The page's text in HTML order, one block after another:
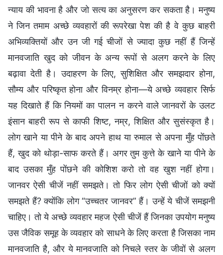
न्याय की भावना है और जो सत्य का अनुसरण कर सकता है। मनुष्य
ने जिन तमाम अच्छे व्यवहारों की रूपरेखा पेश की है वे कुछ बाहरी
अभिव्यक्तियों और उन जी गई चीजों से ज्यादा कुछ नहीं हैं जिन्हें
मानवजाति खुद को जीवन के अन्य रूपों से अलग करने के लिए
बढ़ावा देती है। उदाहरण के लिए, सुशिक्षित और समझदार होना,
सौम्य और परिष्कृत होना और विनम्र होना—ये अच्छे व्यवहार सिर्फ
यह दिखाते हैं कि नियमों का पालन न करने वाले जानवरों के उलट
इंसान बाहरी रूप से काफी शिष्ट, नम्र, शिक्षित और सुसंस्कृत है।
लोग खाने या पीने के बाद अपने हाथ या रुमाल से अपना मुँह पोंछते
हैं, खुद को थोड़ा-साफ करते हैं। अगर तुम कुत्ते के खाने या पीने के
बाद उसका मुँह पोंछने की कोशिश करो तो वह खुश नहीं होगा।
जानवर ऐसी चीजें नहीं समझते। तो फिर लोग ऐसी चीजों को क्यों
समझते हैं? क्योंकि लोग “उच्चतर जानवर” हैं। उन्हें ये चीजें समझनी
चाहिए। तो ये अच्छे व्यवहार महज ऐसी चीजें हैं जिनका उपयोग मनुष्य
उस जैविक समूह के व्यवहार को साधने के लिए करता है जिसका नाम
मानवजाति है, और ये मानवजाति को निचले स्तर के जीवों से अलग